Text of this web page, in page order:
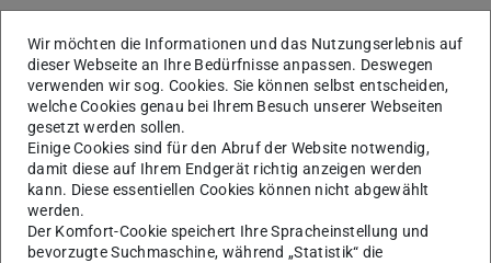
Die Barrierefreiheitsprüfung-Funktion in
Acrobat nutzen.
Im letzten Schritt als „PDF/UA-
Kompatibel“ kennzeichnen.
Wir möchten die Informationen und das Nutzungserlebnis auf
dieser Webseite an Ihre Bedürfnisse anpassen. Deswegen
verwenden wir sog. Cookies. Sie können selbst entscheiden,
welche Cookies genau bei Ihrem Besuch unserer Webseiten
gesetzt werden sollen.
Einige Cookies sind für den Abruf der Website notwendig,
damit diese auf Ihrem Endgerät richtig anzeigen werden
kann. Diese essentiellen Cookies können nicht abgewählt
werden.
Der Komfort-Cookie speichert Ihre Spracheinstellung und
bevorzugte Suchmaschine, während „Statistik“ die